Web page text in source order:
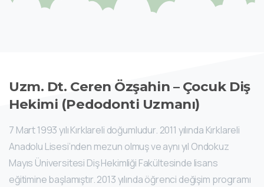
Uzm. Dt. Ceren Özşahin – Çocuk Diş
Hekimi (Pedodonti Uzmanı)
7 Mart 1993 yılı Kırklareli doğumludur. 2011 yılında Kırklareli
Anadolu Lisesi’nden mezun olmuş ve aynı yıl Ondokuz
Mayıs Üniversitesi Diş Hekimliği Fakültesinde lisans
eğitimine başlamıştır. 2013 yılında öğrenci değişim programı